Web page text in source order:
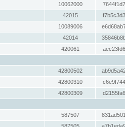
10062000
42015
10089006
42014
420061
42800502
42800310
42800309
587507